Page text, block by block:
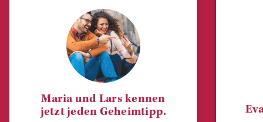
Maria und Lars kennen
jetzt jeden Geheimtipp.